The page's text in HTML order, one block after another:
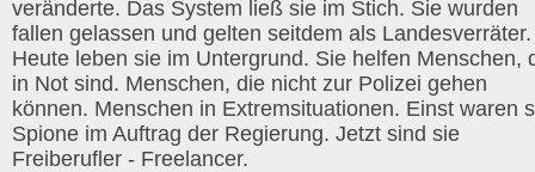
veränderte. Das System ließ sie im Stich. Sie wurden
fallen gelassen und gelten seitdem als Landesverräter.
Heute leben sie im Untergrund. Sie helfen Menschen,
in Not sind. Menschen, die nicht zur Polizei gehen
können. Menschen in Extremsituationen. Einst waren
Spione im Auftrag der Regierung. Jetzt sind sie
Freiberufler - Freelancer.